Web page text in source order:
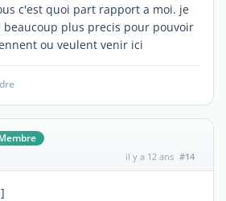
c'est quoi part rapport a moi. je
plus precis pour pouvoir
ou veulent venir ici
il y a 12 ans #14